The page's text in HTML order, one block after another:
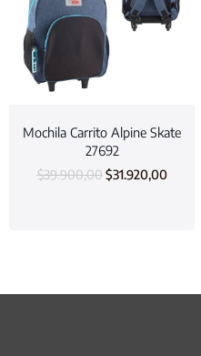
Mochila Carrito Alpine Skate
27692
$39.900,00 $31.920,00